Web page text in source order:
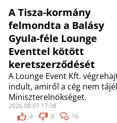
A Tisza-kormány
felmondta a Balásy
Gyula-féle Lounge
Eventtel kötött
keretszerződését
A Lounge Event Kft.
indult, amiről a cég nem
Miniszterelnökséget.
2026.08.07 17:38
4
0 16